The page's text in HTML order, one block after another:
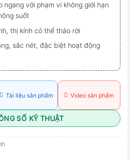
ngang với phạm vi không giới hạn
suốt
thị kính có thể tháo rời
sắc nét, đặc biệt hoạt động
Tài liệu sản phẩm Video sản phẩm
SỐ KỸ THUẬT